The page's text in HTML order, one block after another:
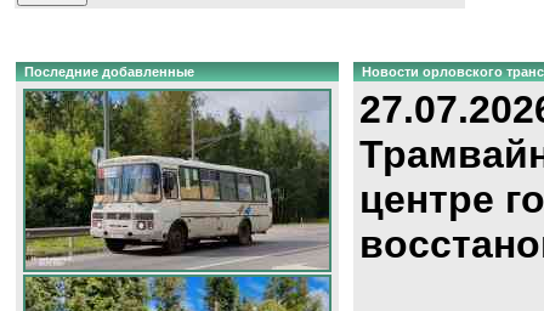
Последние добавленные Новости орловского
центре